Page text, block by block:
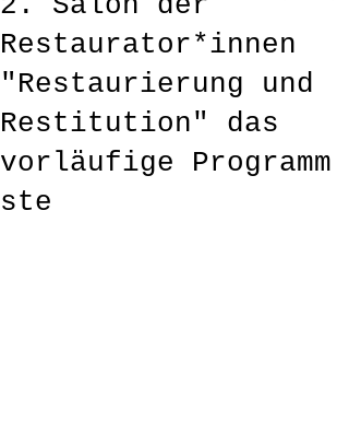
Restaurator*innen
"Restaurierung und
Restitution" das
vorläufige Programm
ste